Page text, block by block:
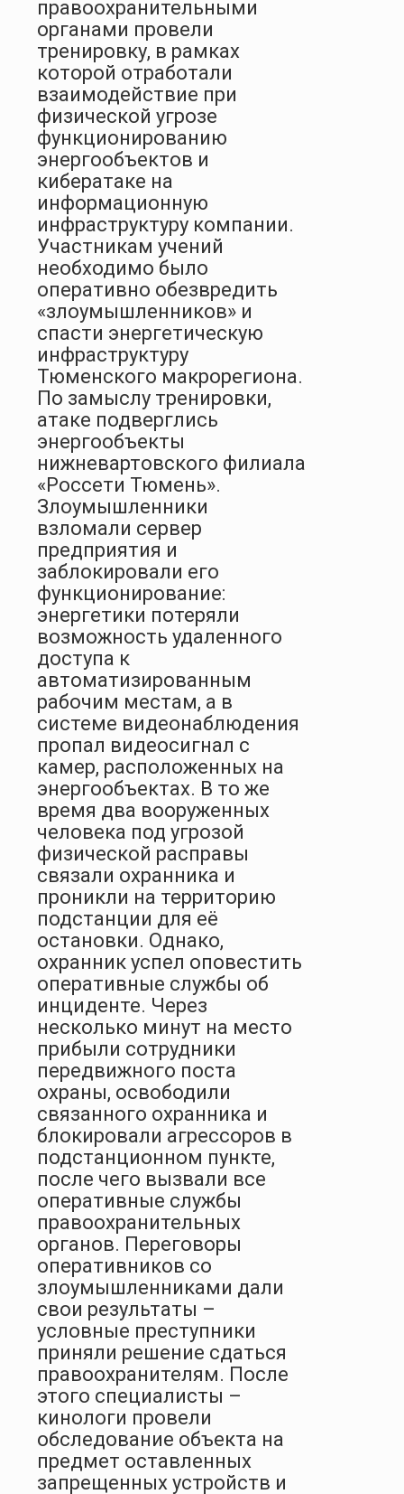
правоохранительными
органами провели
тренировку, в рамках
которой отработали
взаимодействие при
физической угрозе
функционированию
энергообъектов и
кибератаке на
информационную
инфраструктуру компании.
Участникам учений
необходимо было
оперативно обезвредить
«злоумышленников» и
спасти энергетическую
инфраструктуру
Тюменского макрорегиона.
По замыслу тренировки,
атаке подверглись
энергообъекты
нижневартовского филиала
«Россети Тюмень».
Злоумышленники
взломали сервер
предприятия и
заблокировали его
функционирование:
энергетики потеряли
возможность удаленного
доступа к
автоматизированным
рабочим местам, а в
системе видеонаблюдения
пропал видеосигнал с
камер, расположенных на
энергообъектах. В то же
время два вооруженных
человека под угрозой
физической расправы
связали охранника и
проникли на территорию
подстанции для её
остановки. Однако,
охранник успел оповестить
оперативные службы об
инциденте. Через
несколько минут на место
прибыли сотрудники
передвижного поста
охраны, освободили
связанного охранника и
блокировали агрессоров в
подстанционном пункте,
после чего вызвали все
оперативные службы
правоохранительных
органов. Переговоры
оперативников со
злоумышленниками дали
свои результаты –
условные преступники
приняли решение сдаться
правоохранителям. После
этого специалисты –
кинологи провели
обследование объекта на
предмет оставленных
запрещенных устройств и